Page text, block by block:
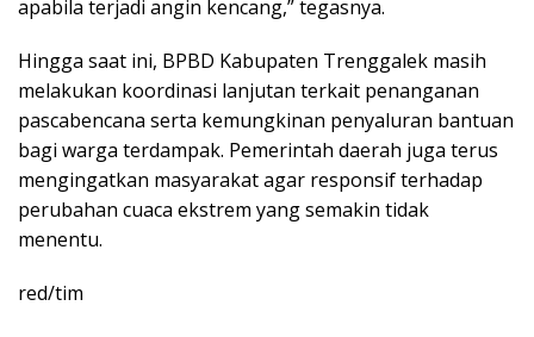
apabila terjadi angin kencang,” tegasnya.
Hingga saat ini, BPBD Kabupaten Trenggalek masih
melakukan koordinasi lanjutan terkait penanganan
pascabencana serta kemungkinan penyaluran bantuan
bagi warga terdampak. Pemerintah daerah juga terus
mengingatkan masyarakat agar responsif terhadap
perubahan cuaca ekstrem yang semakin tidak
menentu.
red/tim